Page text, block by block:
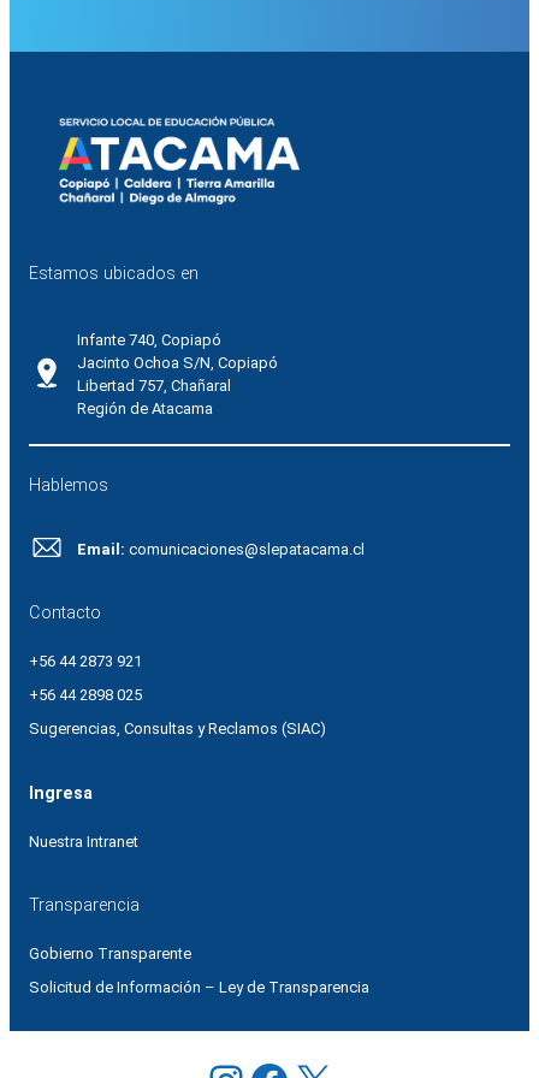
Estamos ubicados en
Infante 740, Copiapó
Jacinto Ochoa S/N, Copiapó
Libertad 757, Chañaral
Región de Atacama
Hablemos
Email: comunicaciones@slepatacama.cl
Contacto
+56 44 2873 921
+56 44 2898 025
Sugerencias, Consultas y Reclamos (SIAC)
Ingresa
Nuestra Intranet
Transparencia
Gobierno Transparente
Solicitud de Información – Ley de Transparencia